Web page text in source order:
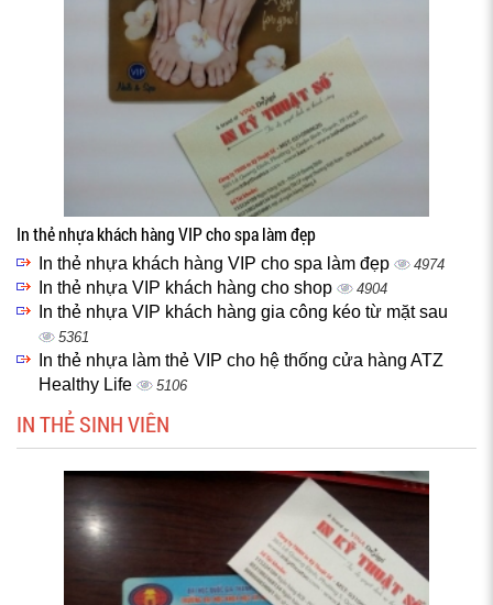
In thẻ nhựa khách hàng VIP cho spa làm đẹp
In thẻ nhựa khách hàng VIP cho spa làm đẹp 4974
In thẻ nhựa VIP khách hàng cho shop 4904
In thẻ nhựa VIP khách hàng gia công kéo từ mặt sau
5361
In thẻ nhựa làm thẻ VIP cho hệ thống cửa hàng ATZ
Healthy Life
5106
IN THẺ SINH VIÊN